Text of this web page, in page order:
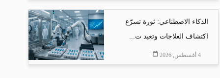
الذكاء الاصطناعي: ثورة تسرّع
اكتشاف العلاجات وتعيد ت...
4 أغسطس, 2026